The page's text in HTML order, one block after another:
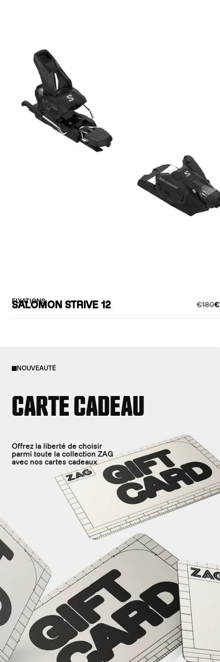
FIXATIONS
SALOMON STRIVE 12 €180
NOUVEAUTÉ
CARTE CADEAU
Offrez la liberté de choisir
parmi toute la collection ZAG
avec nos cartes cadeaux